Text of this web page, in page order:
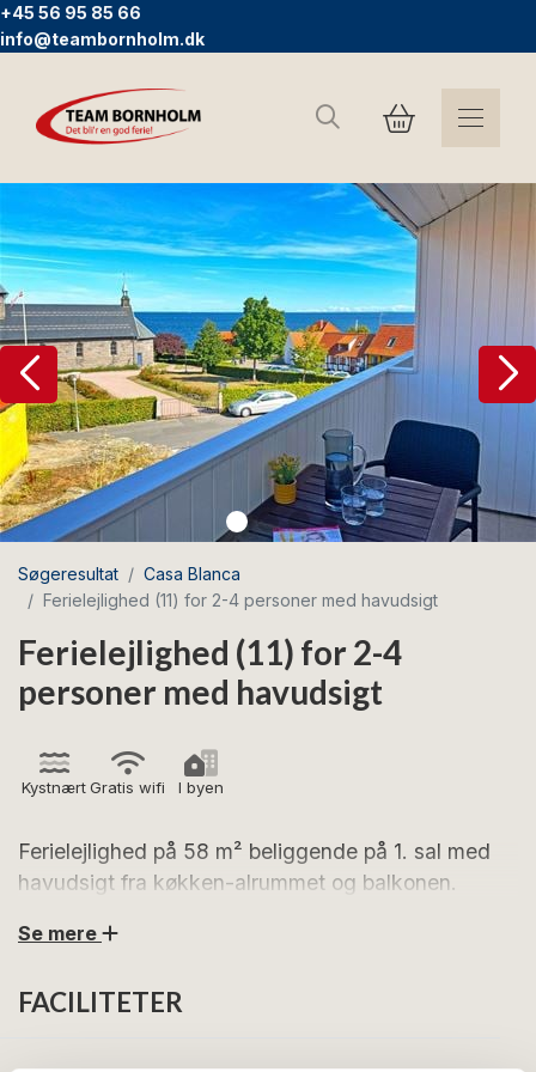
+45 56 95 85 66
info@teambornholm.dk
Søg
Søgeresultat
Casa Blanca
Ferielejlighed (11) for 2-4 personer med havudsigt
Ferielejlighed (11) for 2-4
personer med havudsigt
KystnærtGratis wifi I byen
Ferielejlighed på 58 m² beliggende på 1. sal med
havudsigt fra køkken-alrummet og balkonen.
Ferielejlighed 11 på Casa Blanca er en lys ende-
Se mere
FACILITETER